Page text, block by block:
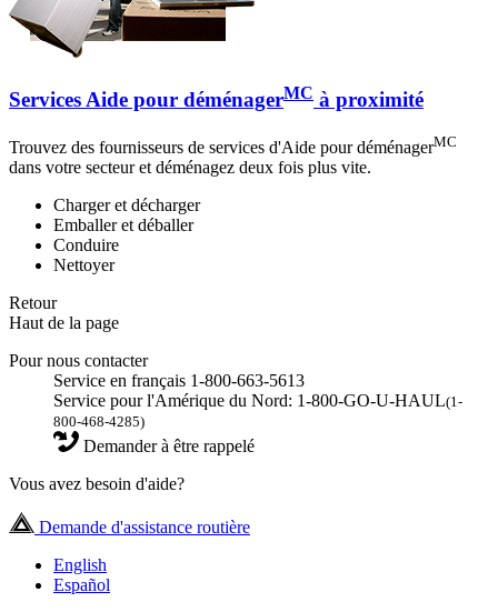
Services Aide pour déménagerMC à proximité
Trouvez des fournisseurs de services d'Aide pour déménagerMC
dans votre secteur et déménagez deux fois plus vite.
Charger et décharger
Emballer et déballer
Conduire
Nettoyer
Retour
Haut de la page
Pour nous contacter
Service en français 1-800-663-5613
Service pour l'Amérique du Nord: 1-800-GO-U-HAUL(1-
800-468-4285)
Demander à être rappelé
Vous avez besoin d'aide?
Demande d'assistance routière
English
Español